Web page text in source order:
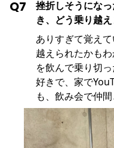
Q7
挫折しそうにな
き、どう乗り越
ありすぎて覚え
越えられたかも
を飲んで乗り切
好きで、家で
も、飲み会で仲